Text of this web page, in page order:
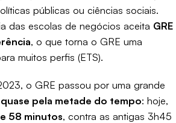
públicas ou ciências sociais.
das escolas de negócios aceita GRE
, o que torna o GRE uma
muitos perfis (ETS).
o GRE passou por uma grande
quase pela metade do tempo: hoje,
58 minutos, contra as antigas 3h45